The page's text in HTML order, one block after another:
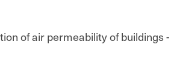
of air permeability of buildings